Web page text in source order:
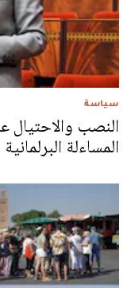
سياسة
النصب والاحتيال
المساءلة البرلمانية